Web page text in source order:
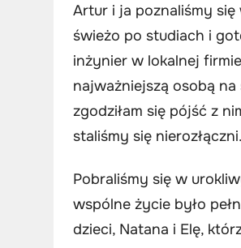
Artur i ja poznaliśmy się
świeżo po studiach i
inżynier w lokalnej
najważniejszą osobą
zgodziłam się pójść z
staliśmy się nierozłączni.
Pobraliśmy się w
wspólne życie było
dzieci, Natana i Elę,